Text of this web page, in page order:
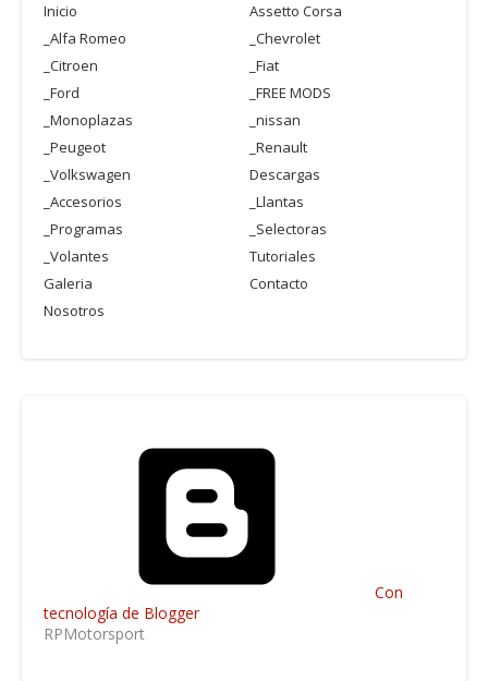
Inicio
Assetto Corsa
_Alfa Romeo
_Chevrolet
_Citroen
_Fiat
_Ford
_FREE MODS
_Monoplazas
_nissan
_Peugeot
_Renault
_Volkswagen
Descargas
_Accesorios
_Llantas
_Programas
_Selectoras
_Volantes
Tutoriales
Galeria
Contacto
Nosotros
Con
tecnología de Blogger
RPMotorsport